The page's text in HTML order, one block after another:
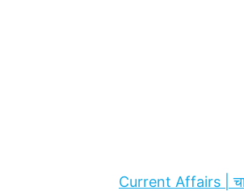
Current Affairs |